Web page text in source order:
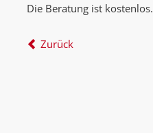
Die Beratung ist kostenlos.
Zurück